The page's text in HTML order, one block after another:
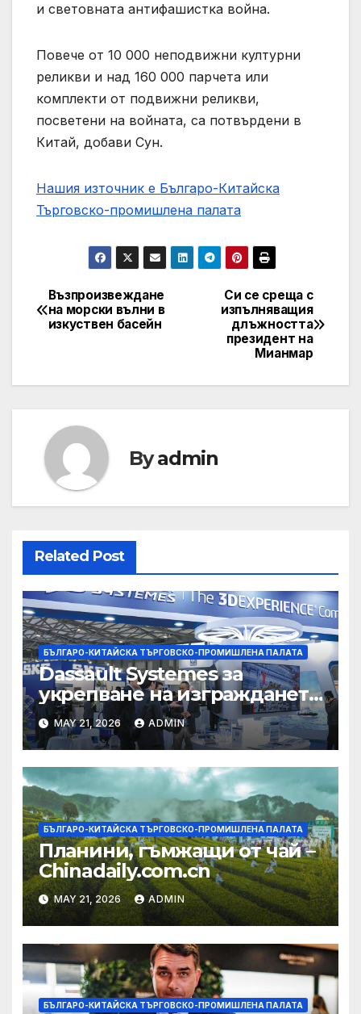
и световната антифашистка война.
Повече от 10 000 неподвижни културни
реликви и над 160 000 парчета или
комплекти от подвижни реликви,
посветени на войната, са потвърдени в
Китай, добави Сун.
Нашия източник е Българо-Китайска
Търговско-промишлена палaта
Post
navigation
Си се среща с
изпълняващия
длъжността
президент на
Мианмар
Възпроизвеждане
на морски вълни в
изкуствен басейн
Byadmin
Related Post
БЪЛГАРО-КИТАЙСКА ТЪРГОВСКО-ПРОМИШЛЕНА ПАЛАТА
Dassault Systemes за
укрепване на изграждането
на AI екосистема в Китай
MAY 21, 2026 ADMIN
БЪЛГАРО-КИТАЙСКА ТЪРГОВСКО-ПРОМИШЛЕНА ПАЛАТА
Планини, гъмжащи от чай –
Chinadaily.com.cn
MAY 21, 2026 ADMIN
БЪЛГАРО-КИТАЙСКА ТЪРГОВСКО-ПРОМИШЛЕНА ПАЛАТА